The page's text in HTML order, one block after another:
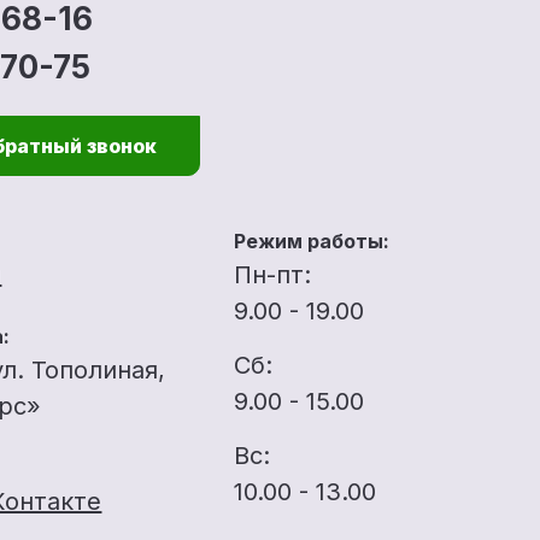
16
75
звонок
Тополиная,
Режим работы:
Пн-пт:
9.00 - 19.00
Сб:
9.00 - 15.00
Вс:
10.00 - 13.00